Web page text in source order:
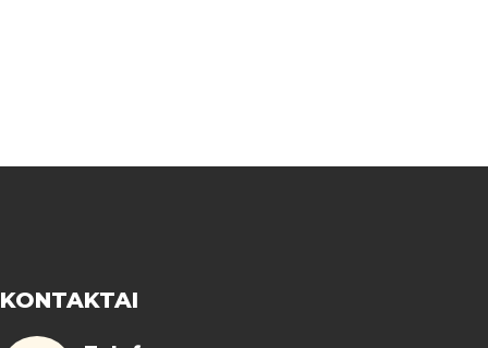
KONTAKTAI